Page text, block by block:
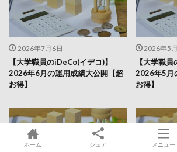
2026年7月6日
【大学職員のiDeCo(イデコ)】
2026年6月の運用成績大公開【超
お得】
2026年5
【大学職
2026年5月
お得】
ホーム シェア メニュー